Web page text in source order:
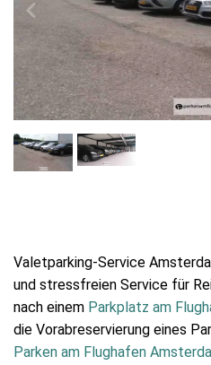
Valetparking-Service
und stressfreien Service für
nach einem Parkplatz am
die Vorabreservierung eines
Parken am Flughafen